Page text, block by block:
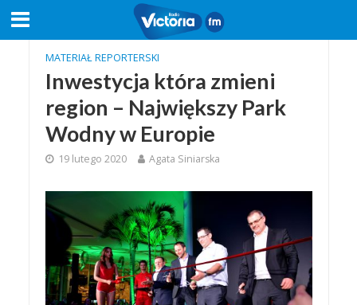
MATERIAŁ REPORTERSKI
Inwestycja która zmieni
region – Największy Park
Wodny w Europie
19 lutego 2020 Agata Siniarska